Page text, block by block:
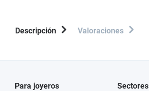
Descripción Valoraciones
Para joyeros Sectores